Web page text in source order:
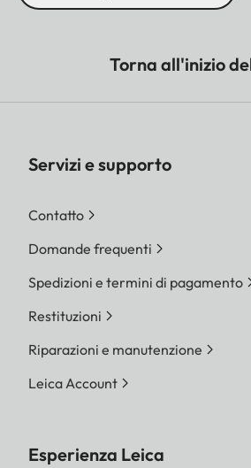
Torna all'inizio
Servizi e supporto
Contatto
Domande frequenti
Spedizioni e termini di pagamento
Restituzioni
Riparazioni e manutenzione
Leica Account
Esperienza Leica